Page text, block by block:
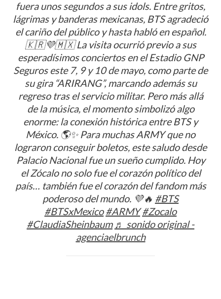
fuera unos segundos a sus idols. Entre gritos,
lágrimas y banderas mexicanas, BTS agradeció
el cariño del público y hasta habló en español.
🇰🇷💜🇲🇽 La visita ocurrió previo a sus
esperadísimos conciertos en el Estadio GNP
Seguros este 7, 9 y 10 de mayo, como parte de
su gira “ARIRANG”, marcando además su
regreso tras el servicio militar. Pero más allá
de la música, el momento simbolizó algo
enorme: la conexión histórica entre BTS y
México. 🌎✨ Para muchas ARMY que no
lograron conseguir boletos, este saludo desde
Palacio Nacional fue un sueño cumplido. Hoy
el Zócalo no solo fue el corazón político del
país… también fue el corazón del fandom más
poderoso del mundo. 💜🔥 #BTS
#BTSxMexico #ARMY #Zocalo
#ClaudiaSheinbaum ♬ sonido original -
agenciaelbrunch